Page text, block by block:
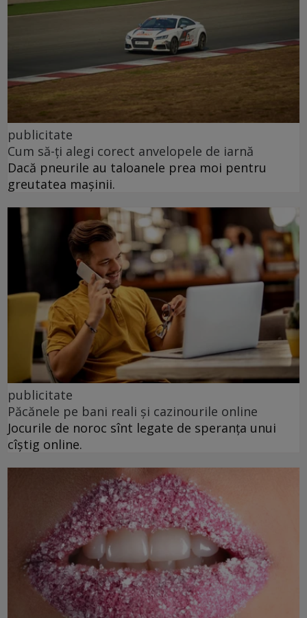
publicitate
Cum să-ți alegi corect anvelopele de iarnă
Dacă pneurile au taloanele prea moi pentru
greutatea mașinii.
publicitate
Păcănele pe bani reali și cazinourile online
Jocurile de noroc sînt legate de speranța unui
cîștig online.